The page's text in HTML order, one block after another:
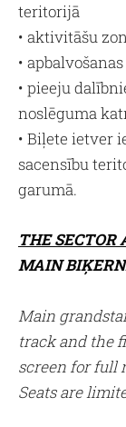
teritorijā
• aktivitāšu
•
• pieeju
noslēguma
• Biļete ietver
sacensību
garumā.
THE SECTOR
MAIN
Main
track and the
screen for full
Seats are